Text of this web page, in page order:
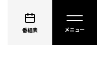
番組表